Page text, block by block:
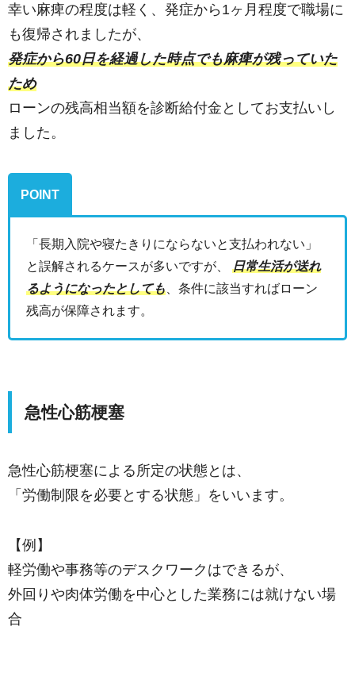
幸い麻痺の程度は軽く、発症から1ヶ月程度で職場に
も復帰されましたが、
発症から60日を経過した時点でも麻痺が残っていた
ため
ローンの残高相当額を診断給付金としてお支払いし
ました。
POINT
「長期入院や寝たきりにならないと支払われない」
と誤解されるケースが多いですが、 日常生活が送れ
るようになったとしても 、条件に該当すればローン
残高が保障されます。
急性心筋梗塞
急性心筋梗塞による所定の状態とは、
「労働制限を必要とする状態」をいいます。
【例】
軽労働や事務等のデスクワークはできるが、
外回りや肉体労働を中心とした業務には就けない場
合